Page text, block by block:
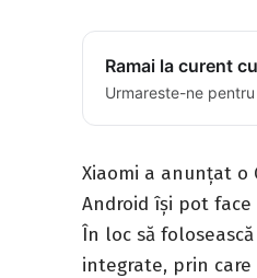
Ramai la curent
Urmareste-ne
Xiaomi a anunțat
Android își pot
În loc să
integrate, prin